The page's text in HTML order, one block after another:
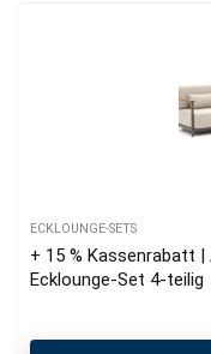
ECKLOUNGE-SETS
+ 15 % Kassenrabatt |
Ecklounge-Set 4-teilig